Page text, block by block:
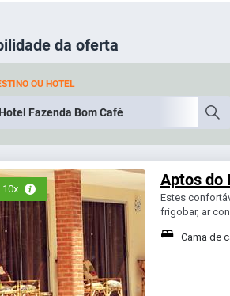
da oferta
OU HOTEL
10x Aptos do
Estes
frigobar, ar
Cama de